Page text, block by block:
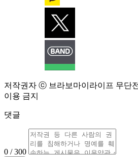
저작권자 ⓒ 브라보마이라이프 무단
이용 금지
댓글
0 / 300